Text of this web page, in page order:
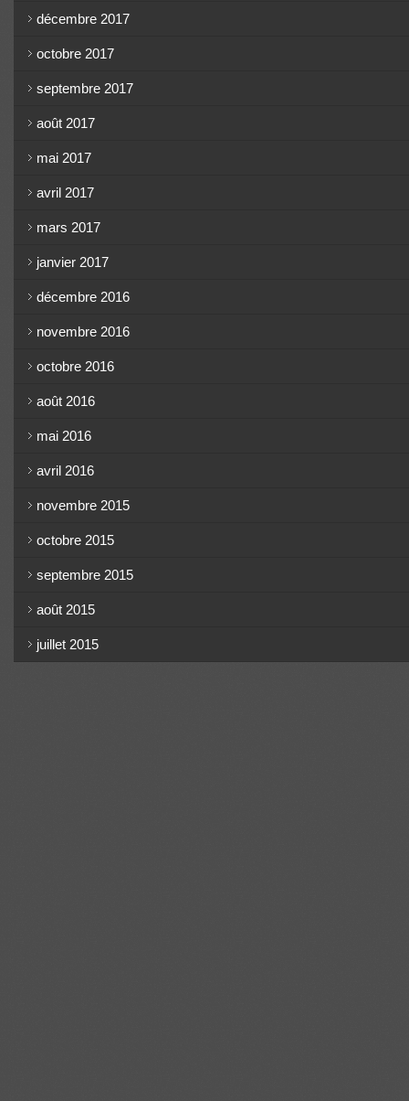
décembre 2017
octobre 2017
septembre 2017
août 2017
mai 2017
avril 2017
mars 2017
janvier 2017
décembre 2016
novembre 2016
octobre 2016
août 2016
mai 2016
avril 2016
novembre 2015
octobre 2015
septembre 2015
août 2015
juillet 2015